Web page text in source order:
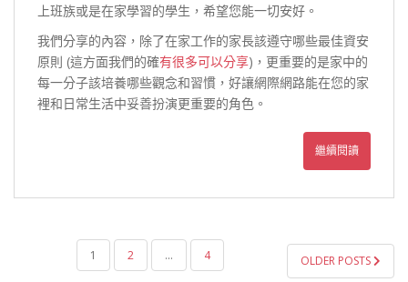
上班族或是在家學習的學生，希望您能一切安好。
我們分享的內容，除了在家工作的家長該遵守哪些最佳資安
原則 (這方面我們的確有很多可以分享)，更重要的是家中的
每一分子該培養哪些觀念和習慣，好讓網際網路能在您的家
裡和日常生活中妥善扮演更重要的角色。
繼續閱讀
1 2 ... 4 OLDER POSTS